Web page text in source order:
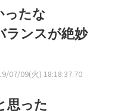
ったな
ランスが絶妙
07/09(火) 18:18:37.70
思った